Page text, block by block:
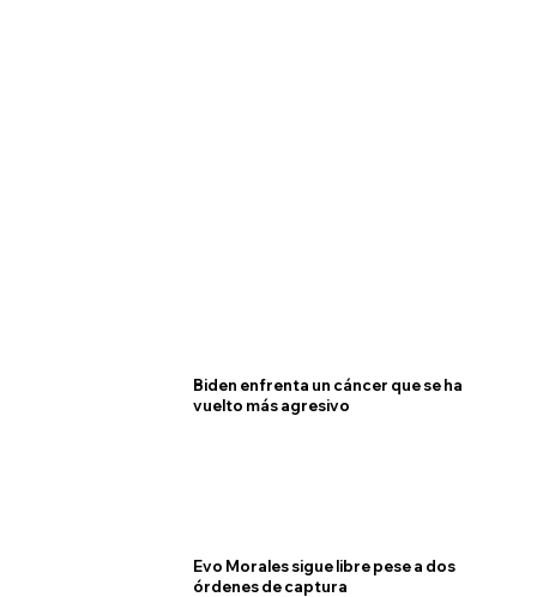
Biden enfrenta un cáncer que se ha
vuelto más agresivo
Evo Morales sigue libre pese a dos
órdenes de captura